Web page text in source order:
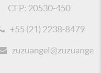
CEP: 20530-450
+55 (21) 2238-8479